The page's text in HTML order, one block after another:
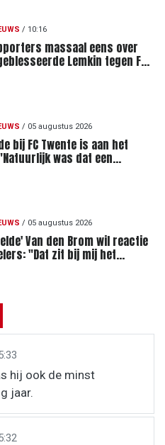
/ 10:16
massaal eens over
Lemkin tegen FC
/ 05 augustus 2026
bij FC Twente is aan het
was dat een
/ 05 augustus 2026
Van den Brom wil reactie
"Dat zit bij mij het
hij ook de minst
jaar.